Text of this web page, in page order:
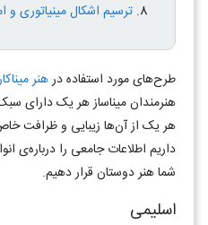
ترسیم اشکال مینیاتوری و
طرح‌های مورد استفاده درهنر
هنرمندان میناساز هر یک دارای
هر یک از آن‌ها زیبایی و ظرافت
داریم اطلاعات جامعی را درباره‌ی
شما هنر دوستان قرار دهیم.
اسلیمی